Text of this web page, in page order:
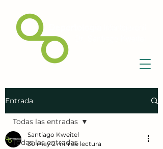
Entrada
Todas las entradas
Todas las entradas
Santiago Kweitel
30 may 2 min de lectura